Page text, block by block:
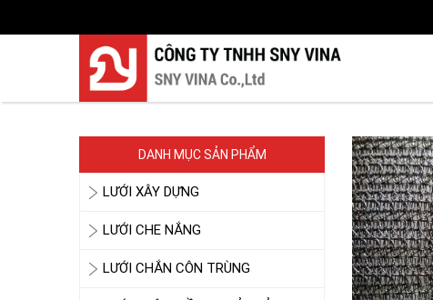
DANH MỤC SẢN PHẨM
LƯỚI XÂY DỰNG
LƯỚI CHE NẮNG
LƯỚI CHẮN CÔN TRÙNG